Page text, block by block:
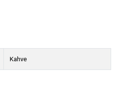
Kahve